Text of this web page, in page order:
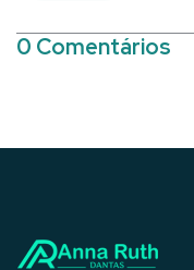
0 Comentários